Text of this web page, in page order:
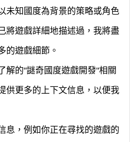
未知國度為背景的策略或角色
將遊戲詳細地描述過，我將盡
的遊戲細節。
解的"謎奇國度遊戲開發"相關
供更多的上下文信息，以便我
息，例如你正在尋找的遊戲的